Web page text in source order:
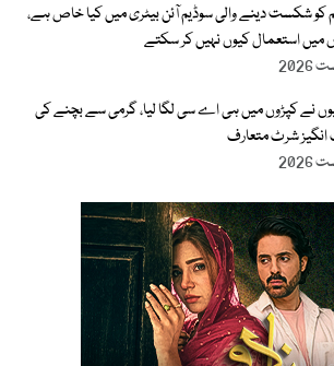
کو شکست دینے والی سوڈیم آئن بیٹری میں کیا خاص ہے،
میں استعمال کیوں نہیں کر سکتے
نے کپڑوں میں ہی اے سی لگا لیا، گرمی سے بچنے کی
شرٹ متعارف